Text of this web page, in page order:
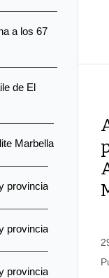
a los 67
de El
Marbella
provincia
provincia
provincia